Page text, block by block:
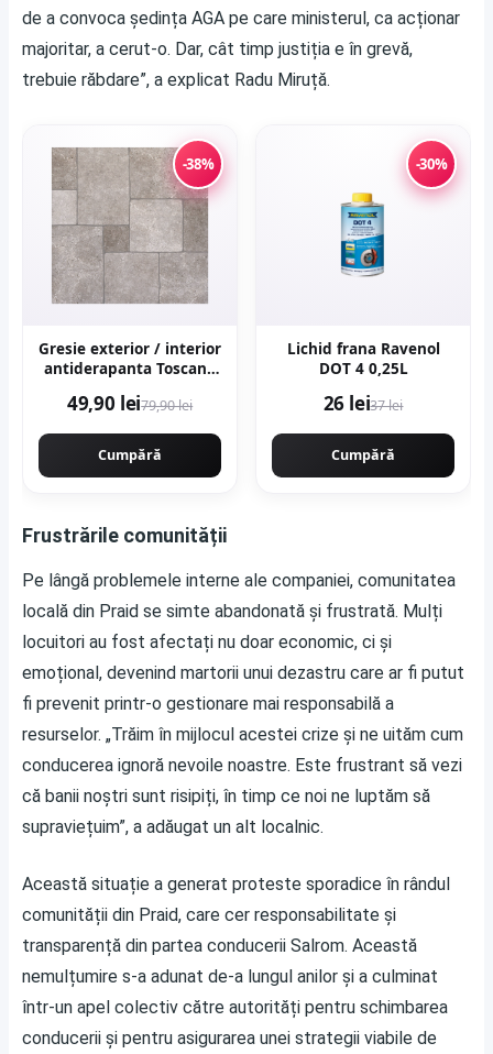
de a convoca ședința AGA pe care ministerul, ca acționar
majoritar, a cerut-o. Dar, cât timp justiția e în grevă,
trebuie răbdare”, a explicat Radu Miruță.
-38%
Gresie exterior / interior
antiderapanta Toscana
portelanata rectificata
49,90 lei79,90 lei
Cumpără
-30%
Lichid frana Ravenol
DOT 4 0,25L
26 lei37 lei
Cumpără
Frustrările comunității
Pe lângă problemele interne ale companiei, comunitatea
locală din Praid se simte abandonată și frustrată. Mulți
locuitori au fost afectați nu doar economic, ci și
emoțional, devenind martorii unui dezastru care ar fi putut
fi prevenit printr-o gestionare mai responsabilă a
resurselor. „Trăim în mijlocul acestei crize și ne uităm cum
conducerea ignoră nevoile noastre. Este frustrant să vezi
că banii noștri sunt risipiți, în timp ce noi ne luptăm să
supraviețuim”, a adăugat un alt localnic.
Această situație a generat proteste sporadice în rândul
comunității din Praid, care cer responsabilitate și
transparență din partea conducerii Salrom. Această
nemulțumire s-a adunat de-a lungul anilor și a culminat
într-un apel colectiv către autorități pentru schimbarea
conducerii și pentru asigurarea unei strategii viabile de